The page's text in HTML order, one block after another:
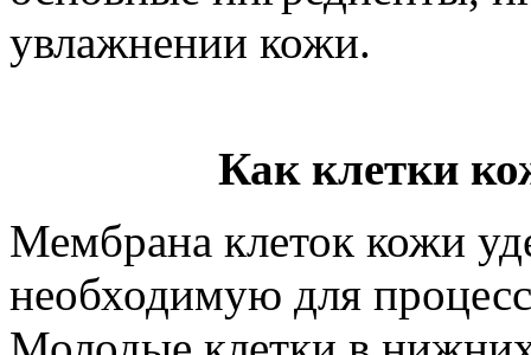
увлажнении кожи.
Как клетки
Мембрана клеток кожи
необходимую для